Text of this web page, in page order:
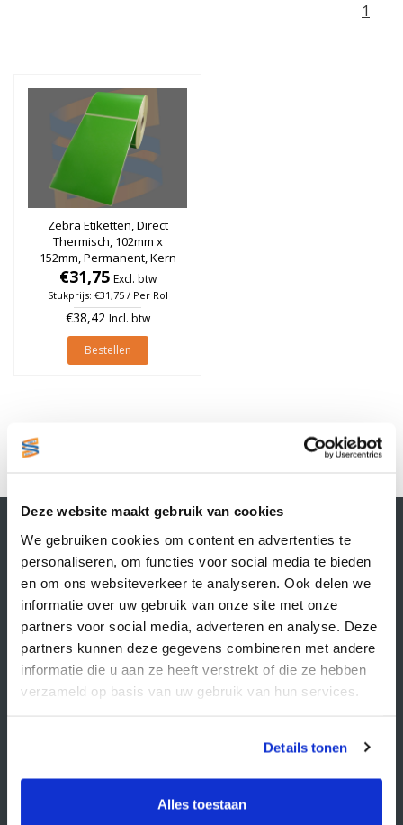
Deze website maakt gebruik van cookies
We gebruiken cookies om content en advertenties te
personaliseren, om functies voor social media te bieden
en om ons websiteverkeer te analyseren. Ook delen we
informatie over uw gebruik van onze site met onze
partners voor social media, adverteren en analyse. Deze
partners kunnen deze gegevens combineren met andere
informatie die u aan ze heeft verstrekt of die ze hebben
verzameld op basis van uw gebruik van hun services.
Details tonen
Alles toestaan
1
Zebra Etiketten, Direct
Thermisch, 102mm x
152mm, Permanent, Kern
25mm, Groen, rol à 475
stuks
€31,75 Excl. btw
Stukprijs: €31,75 / Per Rol
€38,42 Incl. btw
Bestellen
1
Contactgegevens
Supply Service B.V.
Nijverheidsstraat 25-K
3861 RJ Nijkerk
info@supplyservice.nl
+31 33 468 13 42
KvK nummer: 66384737